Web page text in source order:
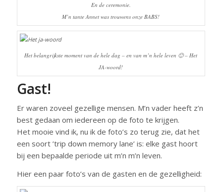
En de ceremonie.
M’n tante Annet was trouwens onze BABS!
Het belangrijkste moment van de hele dag – en van m’n hele leven 🙂 – Het
JA-woord!
Gast!
Er waren zoveel gezellige mensen. M’n vader heeft z’n
best gedaan om iedereen op de foto te krijgen.
Het mooie vind ik, nu ik de foto’s zo terug zie, dat het
een soort ’trip down memory lane’ is: elke gast hoort
bij een bepaalde periode uit m’n m’n leven.
Hier een paar foto’s van de gasten en de gezelligheid: